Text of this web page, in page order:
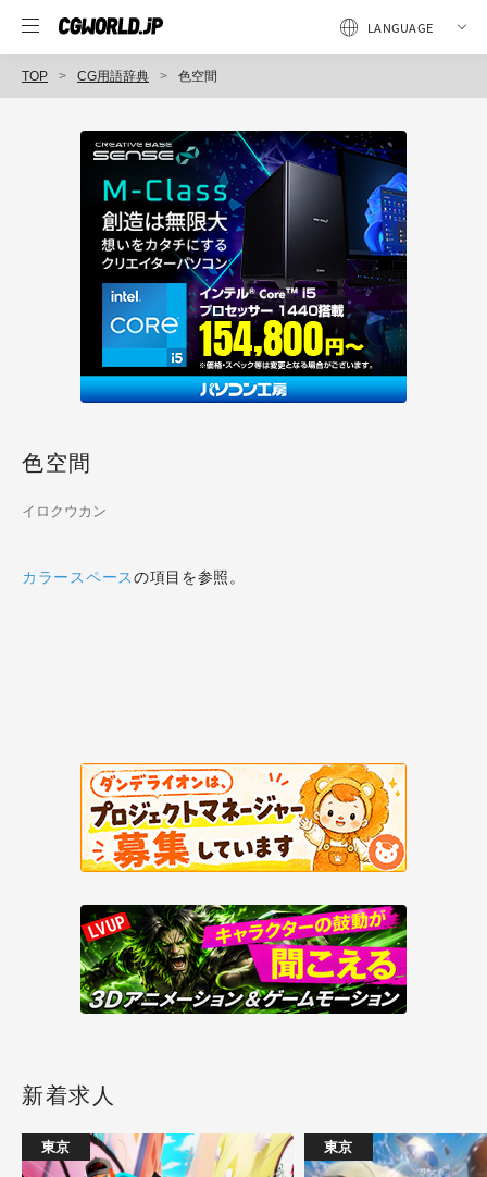
TOP CG用語辞典 色空間
色空間
イロクウカン
カラースペースの項目を参照。
新着求人
東京 東京